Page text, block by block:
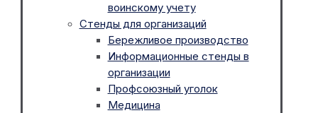
воинскому учету
Стенды для организаций
Бережливое производство
Информационные стенды в
организации
Профсоюзный уголок
Медицина